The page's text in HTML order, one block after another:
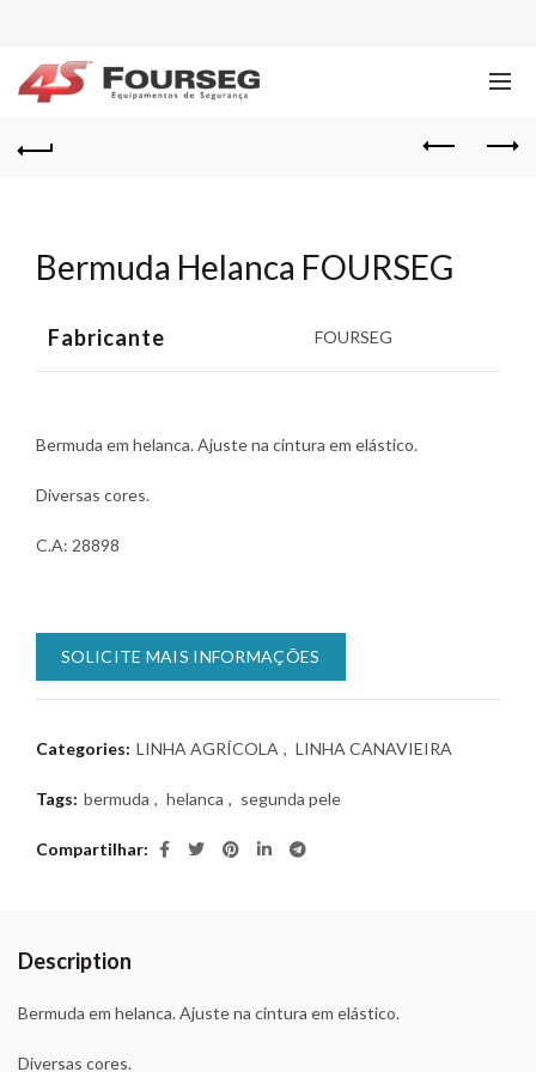
Bermuda Helanca FOURSEG
Fabricante FOURSEG
Bermuda em helanca. Ajuste na cintura em elástico.
Diversas cores.
C.A: 28898
SOLICITE MAIS INFORMAÇÕES
Categories: LINHA AGRÍCOLA , LINHA CANAVIEIRA
Tags: bermuda , helanca , segunda pele
Compartilhar
Description
Bermuda em helanca. Ajuste na cintura em elástico.
Diversas cores.